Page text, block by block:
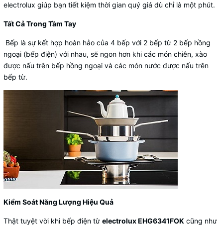
electrolux giúp bạn tiết kiệm thời gian quý giá dù chỉ là một phút.
Tất Cả Trong Tầm Tay
Bếp là sự kết hợp hoàn hảo của 4 bếp với 2 bếp từ 2 bếp hồng
ngoại (bếp điện) với nhau, sẽ ngon hơn khi các món chiên, xào
được nấu trên bếp hồng ngoại và các món nước được nấu trên
bếp từ.
Kiểm Soát Năng Lượng Hiệu Quả
Thật tuyệt vời khi bếp điện từ electrolux EHG6341FOK cũng như